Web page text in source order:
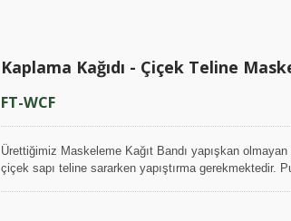
Kaplama Kağıdı - Çiçek Teline
FT-WCF
Ürettiğimiz Maskeleme Kağıt Bandı yapışkan
çiçek sapı teline sararken yapıştırma gerekmektedir.